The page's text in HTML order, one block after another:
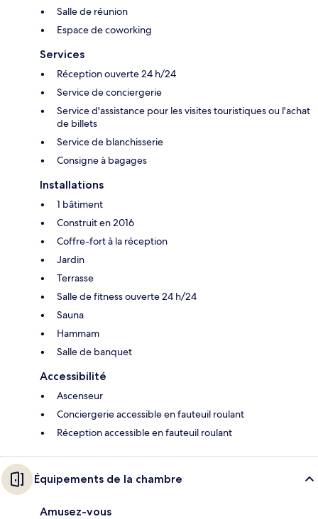
Salle de réunion
Espace de coworking
Services
Réception ouverte 24 h/24
Service de conciergerie
Service d'assistance pour les visites touristiques ou l'achat
de billets
Service de blanchisserie
Consigne à bagages
Installations
1 bâtiment
Construit en 2016
Coffre-fort à la réception
Jardin
Terrasse
Salle de fitness ouverte 24 h/24
Sauna
Hammam
Salle de banquet
Accessibilité
Ascenseur
Conciergerie accessible en fauteuil roulant
Réception accessible en fauteuil roulant
Équipements de la chambre
Amusez-vous